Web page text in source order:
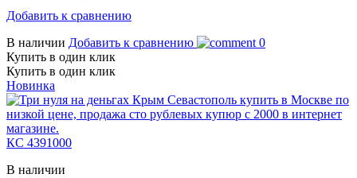
Добавить к сравнению
В наличии Добавить к сравнению
0
Купить в один клик
Купить в один клик
Новинка
КС 4391000
В наличии